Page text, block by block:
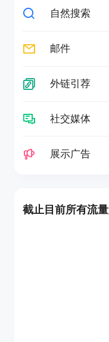
自然搜索
邮件
外链引荐
社交媒体
展示广告
截止目前所有流